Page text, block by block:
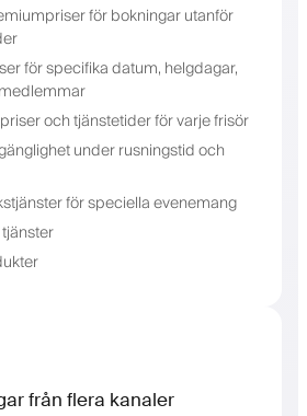
för bokningar utanför
för specifika datum, helgdagar,
och tjänstetider för varje frisör
under rusningstid och
för speciella evenemang
från flera kanaler